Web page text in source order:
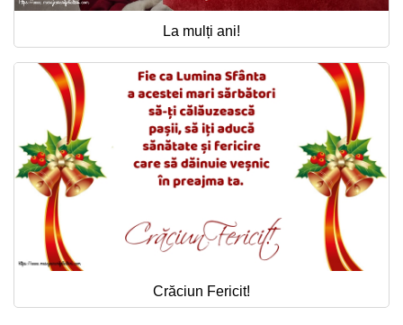
La mulți ani!
Crăciun Fericit!